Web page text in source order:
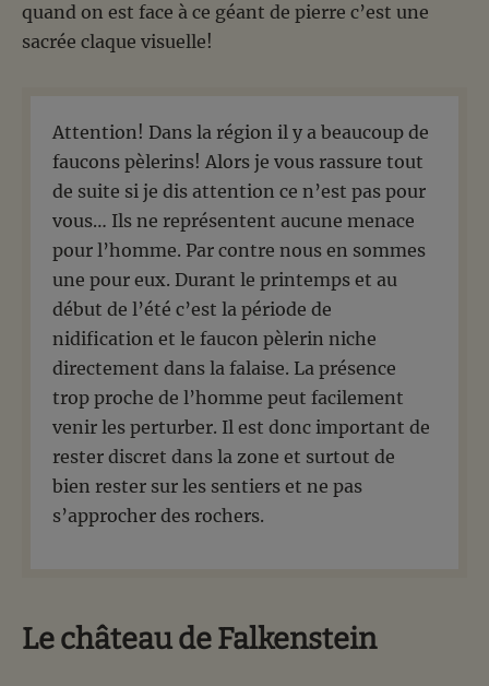
quand on est face à ce géant de pierre c’est une
sacrée claque visuelle!
Attention! Dans la région il y a beaucoup de
faucons pèlerins! Alors je vous rassure tout
de suite si je dis attention ce n’est pas pour
vous… Ils ne représentent aucune menace
pour l’homme. Par contre nous en sommes
une pour eux. Durant le printemps et au
début de l’été c’est la période de
nidification et le faucon pèlerin niche
directement dans la falaise. La présence
trop proche de l’homme peut facilement
venir les perturber. Il est donc important de
rester discret dans la zone et surtout de
bien rester sur les sentiers et ne pas
s’approcher des rochers.
Le château de Falkenstein